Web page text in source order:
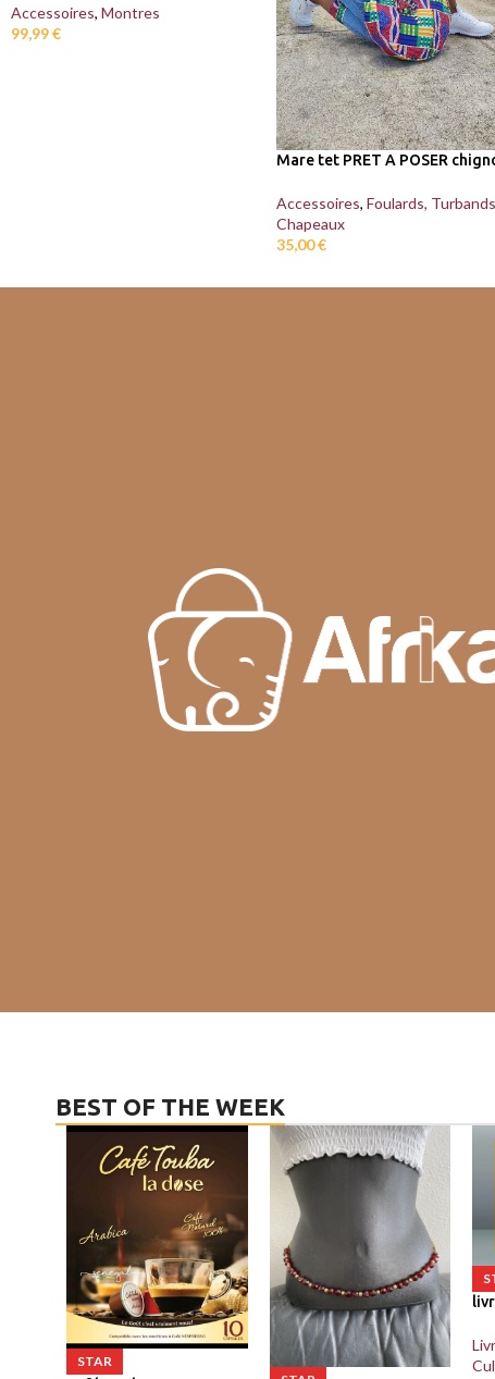
Accessoires, Montres
99,99€
Mare tet PRET A POSER
Accessoires, Foulards,
Chapeaux
35,00€
BEST OF THE WEEK
STAR